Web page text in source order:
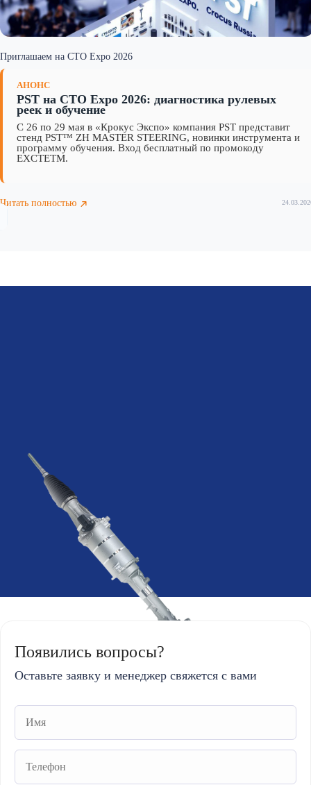
Приглашаем на CTO Expo 2026
АНОНС
PST на CTO Expo 2026: диагностика рулевых
реек и обучение
С 26 по 29 мая в «Крокус Экспо» компания PST представит
стенд PST™ ZH MASTER STEERING, новинки инструмента и
программу обучения. Вход бесплатный по промокоду
EXCTETM.
Читать полностью
Появились вопросы?
Оставьте заявку и менеджер свяжется с вами